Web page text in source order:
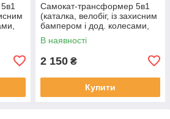
Самокат-трансформер 5в1
(каталка, велобіг, із захисним
бампером і дод. колесами,
музика, підсвітка) арт. JR3-
167-5BC-P
В наявності
2 150 ₴
Купити